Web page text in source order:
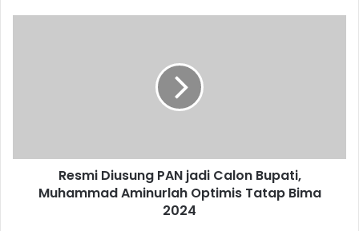
Resmi Diusung PAN jadi Calon Bupati,
Muhammad Aminurlah Optimis Tatap Bima
2024